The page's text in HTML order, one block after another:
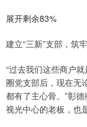
展开剩余83%
建立“三新”支部，筑
“过去我们这些商户
圈党支部后，现在无
都有了主心骨。”彰
视光中心的老板，也